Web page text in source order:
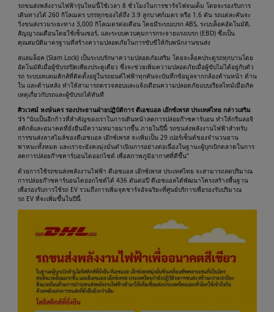
รถขนส่งพลังงานไฟฟ้ารุ่นใหม่นี้ใช้เวลา 8 ชั่วโมงในการชาร์จไฟจนเต็ม โดยจะรองรับการ
เดินทางได้ 260 กิโลเมตร บรรทุกของได้ถึง 3.9 ลูกบาศก์เมตร หรือ 1.6 ตัน รถแต่ละคันจะ
วิ่งขนส่งรวมระยะทาง 3,000 กิโลเมตรต่อเดือน โดยมีระบบเบรก ABS, ระบบล็อคอัตโนมัติ,
สัญญาณเตือนโดยใช้เซ็นเซอร์, และระบบควบคุมการกระจายแรงเบรก (EBD) ซึ่งเป็น
คุณสมบัติมาตรฐานที่สร้างความปลอดภัยในการขับขี่ให้กับพนักงานขนส่ง
สแลมล็อค (Slam Lock) เป็นระบบรักษาความปลอดภัยเสริม โดยจะล็อคประตูรถทุกบานโดย
อัตโนมัติเมื่อผู้ขับรถปิดเพียงประตูเดียว ซึ่งจะช่วยเพิ่มความปลอดภัยเมื่อผู้ขับไม่ได้อยู่กับตัว
รถ ระบบเทเลเมติกส์ที่ติดตั้งอยู่ในรถยนต์ไฟฟ้าทุกคันจะบันทึกข้อมูลจากกล้องด้านหน้า ด้าน
ใน และด้านหลัง ทำให้สามารถตรวจสอบและแจ้งเตือนความปลอดภัยแบบเรียลไทม์เมื่อเกิด
เหตุเกี่ยวกับรถและผู้ขับรถได้ทันที
ศิวเวศม์ หงษ์นคร รองประธานฝ่ายปฏิบัติการ ดีเอชแอล เอ๊กซ์เพรส ประเทศไทย กล่าวเสริม
ว่า “นับเป็นอีกก้าวที่สำคัญของเราในการเดินหน้าลดการปล่อยก๊าซคาร์บอน ทำให้กรีนลอจิ
สติกส์และอนาคตที่ยั่งยืนมีความหมายมากขึ้น ภายในปีนี้ รถขนส่งพลังงานไฟฟ้าสำหรับ
การขนส่งลาสไมล์ของดีเอชแอล เอ๊กซ์เพรส จะเพิ่มเป็น 29 เปอร์เซ็นต์ของจำนวนยาน
พาหนะทั้งหมด และเราจะยังคงมุ่งมั่นดำเนินการอย่างต่อเนื่องในฐานะผู้บุกเบิกตลาดในการ
ลดการปล่อยก๊าซคาร์บอนไดออกไซด์ เพื่อสภาพภูมิอากาศที่ดีขึ้น”
ด้วยการใช้รถขนส่งพลังงานไฟฟ้า ดีเอชแอล เอ๊กซ์เพรส ประเทศไทย จะสามารถลดปริมาณ
การปล่อยก๊าซคาร์บอนไดออกไซด์ได้ 436 ตันต่อปี ดีเอชแอลได้พัฒนาโครงสร้างพื้นฐาน
เพื่อรองรับการใช้รถ EV รวมถึงการเพิ่มจุดชาร์จอัจฉริยะที่ศูนย์บริการเพื่อรองรับปริมาณ
รถ EV ที่จะเพิ่มขึ้นในปีนี้